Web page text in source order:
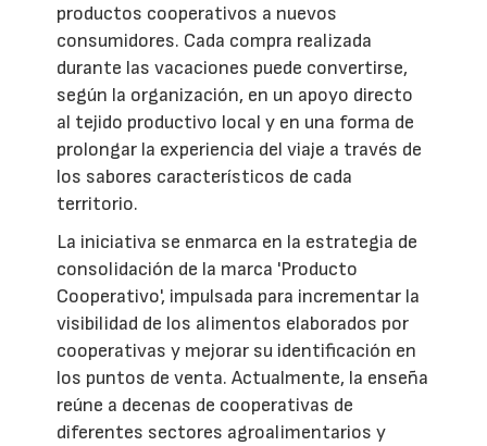
productos cooperativos a nuevos
consumidores. Cada compra realizada
durante las vacaciones puede convertirse,
según la organización, en un apoyo directo
al tejido productivo local y en una forma de
prolongar la experiencia del viaje a través de
los sabores característicos de cada
territorio.
La iniciativa se enmarca en la estrategia de
consolidación de la marca 'Producto
Cooperativo', impulsada para incrementar la
visibilidad de los alimentos elaborados por
cooperativas y mejorar su identificación en
los puntos de venta. Actualmente, la enseña
reúne a decenas de cooperativas de
diferentes sectores agroalimentarios y